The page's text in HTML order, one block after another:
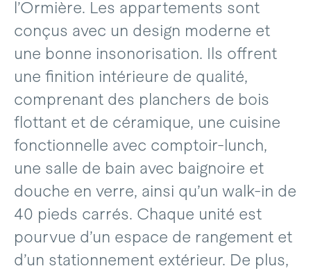
l’Ormière. Les appartements sont
conçus avec un design moderne et
une bonne insonorisation. Ils offrent
une finition intérieure de qualité,
comprenant des planchers de bois
flottant et de céramique, une cuisine
fonctionnelle avec comptoir-lunch,
une salle de bain avec baignoire et
douche en verre, ainsi qu’un walk-in de
40 pieds carrés. Chaque unité est
pourvue d’un espace de rangement et
d’un stationnement extérieur. De plus,